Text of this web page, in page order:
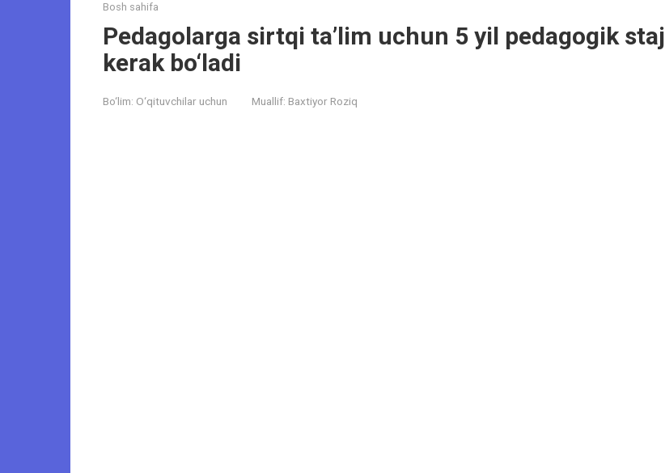
Bosh sahifa
Pedagolarga sirtqi ta’lim uchun 5 yil pedagogik staj
kerak bo‘ladi
Bo‘lim: O‘qituvchilar uchun Muallif: Baxtiyor Roziq